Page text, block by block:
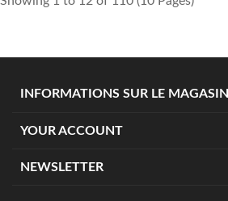
INFORMATIONS SUR LE MAGASIN
YOUR ACCOUNT
NEWSLETTER